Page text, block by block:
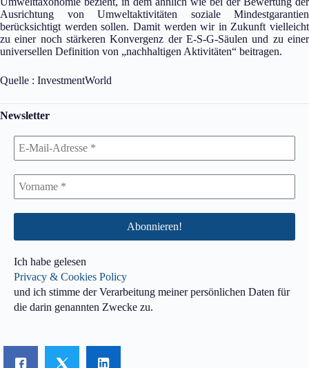
Ausrichtung von Umweltaktivitäten soziale Mindestgarantien
berücksichtigt werden sollen. Damit werden wir in Zukunft vielleicht
zu einer noch stärkeren Konvergenz der E-S-G-Säulen und zu einer
universellen Definition von „nachhaltigen Aktivitäten“ beitragen.
Quelle : InvestmentWorld
Newsletter
Ich habe gelesen
Privacy & Cookies Policy
und ich stimme der Verarbeitung meiner persönlichen Daten für
die darin genannten Zwecke zu.